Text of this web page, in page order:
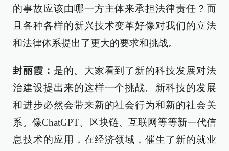
的事故应该由哪一方主体来承担法律责任？而
且各种各样的新兴技术变革好像对我们的立法
和法律体系提出了更大的要求和挑战。
封丽霞： 是的。大家看到了新的科技发展对法
治建设提出来的这样一个挑战。新科技的发展
和进步必然会带来新的社会行为和新的社会关
系。像ChatGPT、区块链、互联网等等新一代信
息技术的应用，在经济领域，催生了新的就业